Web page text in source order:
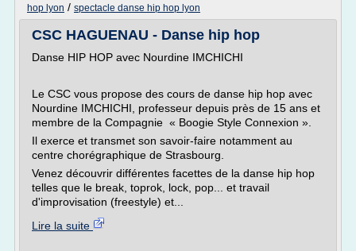
hop lyon / spectacle danse hip hop lyon
CSC HAGUENAU - Danse hip hop
Danse HIP HOP avec Nourdine IMCHICHI
Le CSC vous propose des cours de danse hip hop avec
Nourdine IMCHICHI, professeur depuis près de 15 ans et
membre de la Compagnie « Boogie Style Connexion ».
Il exerce et transmet son savoir-faire notamment au
centre chorégraphique de Strasbourg.
Venez découvrir différentes facettes de la danse hip hop
telles que le break, toprok, lock, pop... et travail
d'improvisation (freestyle) et...
Lire la suite